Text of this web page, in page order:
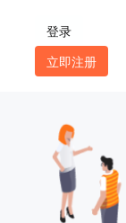
登录
立即注册